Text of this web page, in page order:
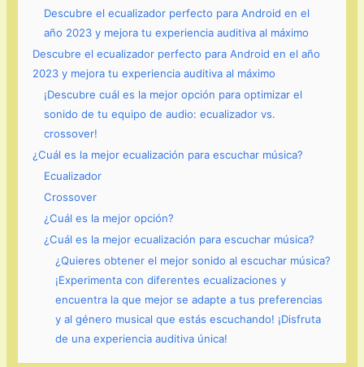
Descubre el ecualizador perfecto para Android en el
año 2023 y mejora tu experiencia auditiva al máximo
Descubre el ecualizador perfecto para Android en el año
2023 y mejora tu experiencia auditiva al máximo
¡Descubre cuál es la mejor opción para optimizar el
sonido de tu equipo de audio: ecualizador vs.
crossover!
¿Cuál es la mejor ecualización para escuchar música?
Ecualizador
Crossover
¿Cuál es la mejor opción?
¿Cuál es la mejor ecualización para escuchar música?
¿Quieres obtener el mejor sonido al escuchar música?
¡Experimenta con diferentes ecualizaciones y
encuentra la que mejor se adapte a tus preferencias
y al género musical que estás escuchando! ¡Disfruta
de una experiencia auditiva única!